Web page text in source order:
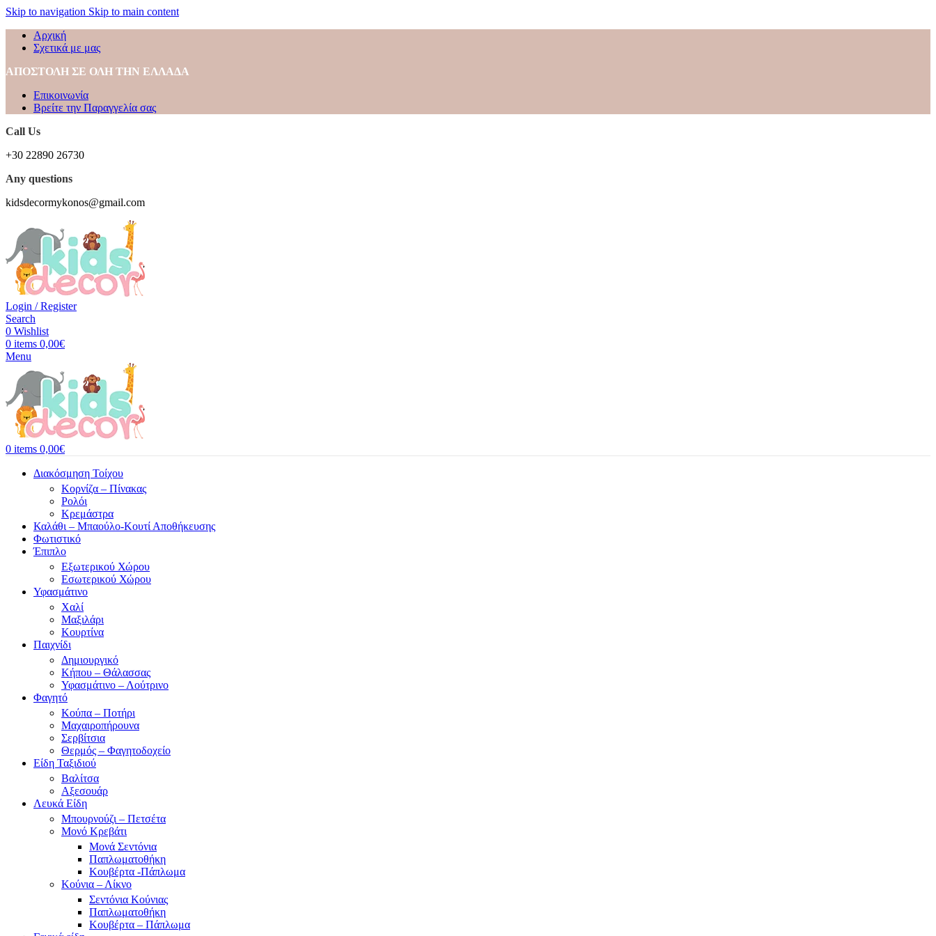
Skip to navigation Skip to main content
Αρχική
Σχετικά με μας
ΑΠΟΣΤΟΛΗ ΣΕ ΟΛΗ ΤΗΝ ΕΛΛΑΔΑ
Επικοινωνία
Βρείτε την Παραγγελία σας
Call Us
+30 22890 26730
Any questions
kidsdecormykonos@gmail.com
Login / Register
Search
0 Wishlist
0 items 0,00€
Menu
0 items 0,00€
Διακόσμηση Τοίχου
Κορνίζα – Πίνακας
Ρολόι
Κρεμάστρα
Καλάθι – Μπαούλο-Κουτί Αποθήκευσης
Φωτιστικό
Έπιπλο
Εξωτερικού Χώρου
Εσωτερικού Χώρου
Υφασμάτινο
Χαλί
Μαξιλάρι
Κουρτίνα
Παιχνίδι
Δημιουργικό
Κήπου – Θάλασσας
Υφασμάτινο – Λούτρινο
Φαγητό
Κούπα – Ποτήρι
Μαχαιροπήρουνα
Σερβίτσια
Θερμός – Φαγητοδοχείο
Είδη Ταξιδιού
Βαλίτσα
Αξεσουάρ
Λευκά Είδη
Μπουρνούζι – Πετσέτα
Μονό Κρεβάτι
Μονά Σεντόνια
Παπλωματοθήκη
Κουβέρτα -Πάπλωμα
Κούνια – Λίκνο
Σεντόνια Κούνιας
Παπλωματοθήκη
Κουβέρτα – Πάπλωμα